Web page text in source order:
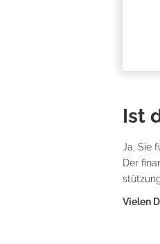
Ist
Ja, Sie
Der
Vielen